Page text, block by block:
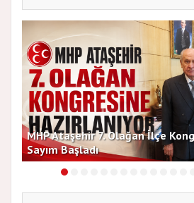
MHP Ataşehir 7. Olağan İlçe
Sayım Başladı